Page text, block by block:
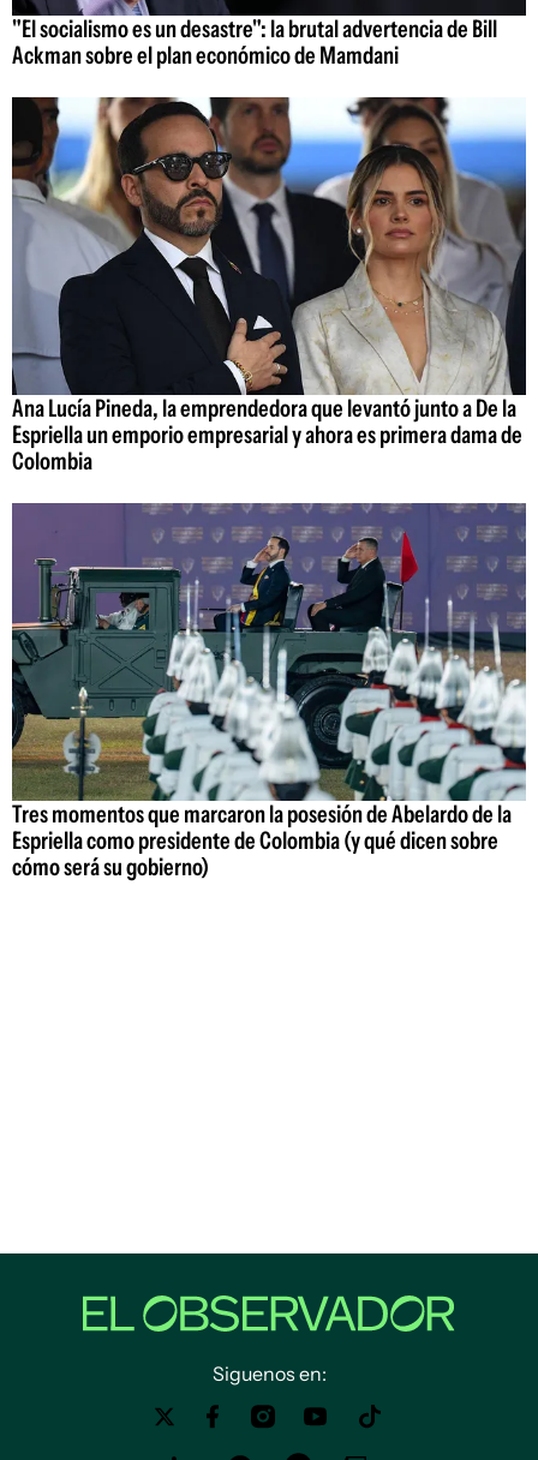
"El socialismo es un desastre": la brutal advertencia de Bill
Ackman sobre el plan económico de Mamdani
Ana Lucía Pineda, la emprendedora que levantó junto a De la
Espriella un emporio empresarial y ahora es primera dama de
Colombia
Tres momentos que marcaron la posesión de Abelardo de la
Espriella como presidente de Colombia (y qué dicen sobre
cómo será su gobierno)
Siguenos en: